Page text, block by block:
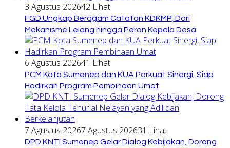
3 Agustus 202642 Lihat
FGD Ungkap Beragam Catatan KDKMP, Dari
Mekanisme Lelang hingga Peran Kepala Desa
6 Agustus 202641 Lihat
PCM Kota Sumenep dan KUA Perkuat Sinergi, Siap
Hadirkan Program Pembinaan Umat
7 Agustus 20267 Agustus 202631 Lihat
DPD KNTI Sumenep Gelar Dialog Kebijakan, Dorong